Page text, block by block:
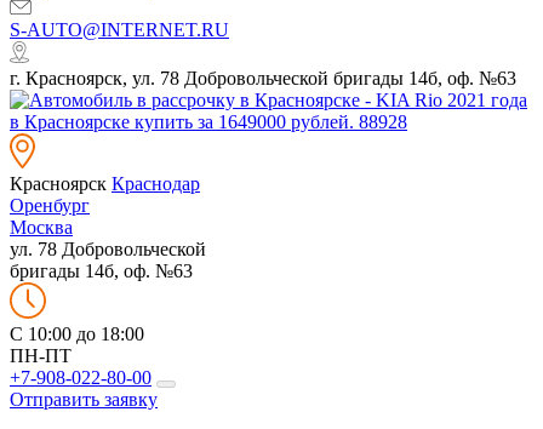
S-AUTO@INTERNET.RU
г. Красноярск, ул. 78 Добровольческой бригады 14б, оф. №63
Красноярск Краснодар
Оренбург
Москва
ул. 78 Добровольческой
бригады 14б, оф. №63
C 10:00 до 18:00
ПН-ПТ
+7-908-022-80-00
Отправить заявку